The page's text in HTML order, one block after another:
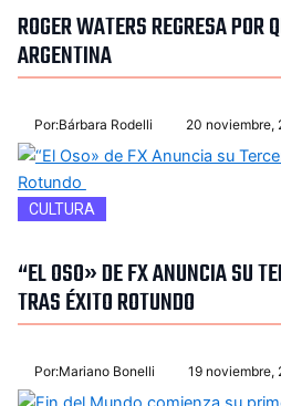
ROGER WATERS REGRESA POR
ARGENTINA
Por:Bárbara Rodelli 20 noviembre,
CULTURA
“EL OSO» DE FX ANUNCIA SU
TRAS ÉXITO ROTUNDO
Por:Mariano Bonelli 19 noviembre,